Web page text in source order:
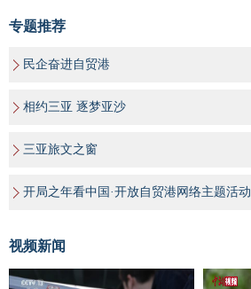
专题推荐
民企奋进自贸港
相约三亚 逐梦亚沙
三亚旅文之窗
开局之年看中国·开放自贸港网络主题活动
视频新闻